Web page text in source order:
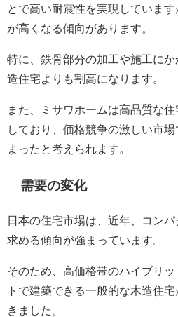
とで高い耐震性を実現していま
が高くなる傾向があります。
特に、鉄骨部分の加工や施工に
造住宅よりも割高になります。
また、ミサワホームは高品質な
しており、価格競争の激しい市
まったと考えられます。
需要の変化
日本の住宅市場は、近年、コン
求める傾向が強まっています。
そのため、高価格帯のハイブリ
トで建築できる一般的な木造住
きました。